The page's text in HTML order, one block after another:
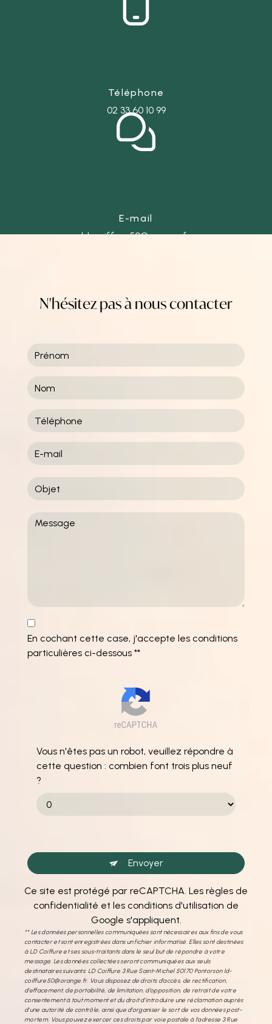
Téléphone
02 33 60 10 99
E-mail
ld-coiffure50@orange.fr
N'hésitez pas à nous contacter
En cochant cette case, j'accepte les conditions
particulières ci-dessous **
Vous n'êtes pas un robot, veuillez répondre à
cette question : combien font trois plus neuf
?
Envoyer
Ce site est protégé par reCAPTCHA. Les règles de
confidentialité et les conditions d'utilisation de
Google s'appliquent.
** Les données personnelles communiquées sont nécessaires aux fins de vous
contacter et sont enregistrées dans un fichier informatisé. Elles sont destinées
à LD Coiffure et ses sous-traitants dans le seul but de répondre à votre
message. Les données collectées seront communiquées aux seuls
destinataires suivants: LD Coiffure 3 Rue Saint-Michel 50170 Pontorson ld-
coiffure50@orange.fr. Vous disposez de droits d’accès, de rectification,
d’effacement, de portabilité, de limitation, d’opposition, de retrait de votre
consentement à tout moment et du droit d’introduire une réclamation auprès
d’une autorité de contrôle, ainsi que d’organiser le sort de vos données post-
mortem. Vous pouvez exercer ces droits par voie postale à l'adresse 3 Rue